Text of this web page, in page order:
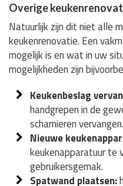
Overige
Natuurlijk zijn dit niet alle
keukenrenovatie. Een
mogelijk is en wat in uw
mogelijkheden zijn
Keukenbeslag
handgrepen in de
scharnieren vervangen.
Nieuwe
keukenapparatuur te
gebruikersgemak.
Spatwand plaatsen: